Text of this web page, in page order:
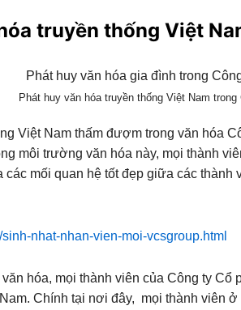
truyền thống Việt
Phát huy văn hóa truyền thống Việt Nam
Việt Nam thấm đượm trong văn hóa
môi trường văn hóa này, mọi thành
mối quan hệ tốt đẹp giữa các
nhat-nhan-vien-moi-vcsgroup.html
hóa, mọi thành viên của Công ty
Chính tại nơi đây, mọi thành viên